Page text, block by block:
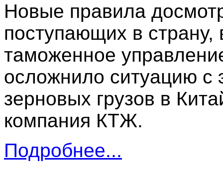
Новые правила
поступающих в страну,
таможенное
осложнило ситуацию с
зерновых грузов в
компания КТЖ.
Подробнее...